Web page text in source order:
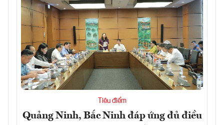
Tiêu điểm
Quảng Ninh, Bắc Ninh đáp ứng đủ điều